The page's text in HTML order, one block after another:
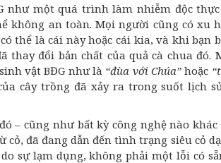
như một quá trình làm nhiễm độc thực
không an toàn. Mọi người cũng có xu
thể là cái này hoặc cái kia, và khi bạn
thay đổi bản chất của quả cà chua đó.
vật BĐG như là “đùa với Chúa”hoặc
cây trồng đã xảy ra trong suốt lịch
– cũng như bất kỳ công nghệ nào
cỏ, đã đang dẫn đến tình trạng siêu cỏ
sự lạm dụng, không phải một lỗi có